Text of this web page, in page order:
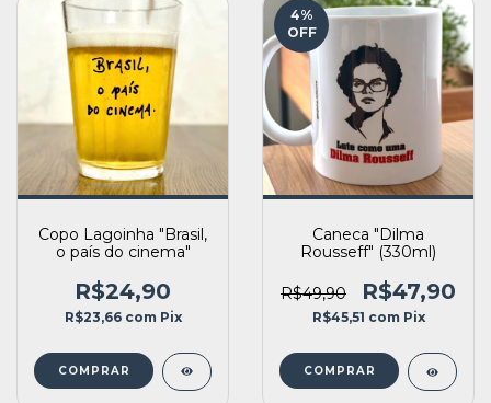
Copo Lagoinha "Brasil,
o país do cinema"
R$24,90
R$23,66 com Pix
4%
OFF
Caneca "Dilma
Rousseff" (330ml)
R$49,90 R$47,90
R$45,51 com Pix